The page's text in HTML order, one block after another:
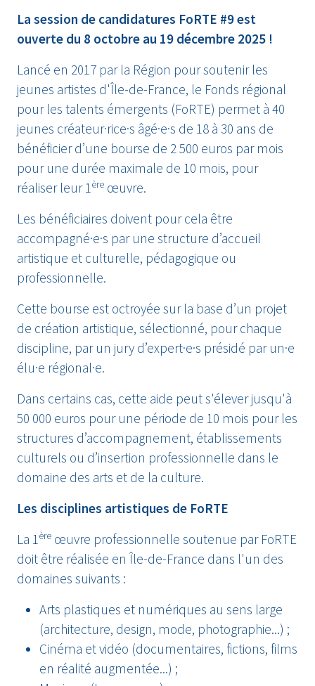
La session de candidatures FoRTE #9 est
ouverte du 8 octobre au 19 décembre 2025 !
Lancé en 2017 par la Région pour soutenir les
jeunes artistes d'Île-de-France, le Fonds régional
pour les talents émergents (FoRTE) permet à 40
jeunes créateur·rice·s âgé·e·s de 18 à 30 ans de
bénéficier d’une bourse de 2 500 euros par mois
pour une durée maximale de 10 mois, pour
réaliser leur 1 ère œuvre.
Les bénéficiaires doivent pour cela être
accompagné·e·s par une structure d’accueil
artistique et culturelle, pédagogique ou
professionnelle.
Cette bourse est octroyée sur la base d’un projet
de création artistique, sélectionné, pour chaque
discipline, par un jury d’expert·e·s présidé par un·e
élu·e régional·e.
Dans certains cas, cette aide peut s'élever jusqu'à
50 000 euros pour une période de 10 mois pour les
structures d’accompagnement, établissements
culturels ou d’insertion professionnelle dans le
domaine des arts et de la culture.
Les disciplines artistiques de FoRTE
La 1 ère œuvre professionnelle soutenue par FoRTE
doit être réalisée en Île-de-France dans l'un des
domaines suivants :
Arts plastiques et numériques au sens large
(architecture, design, mode, photographie...) ;
Cinéma et vidéo (documentaires, fictions, films
en réalité augmentée...) ;